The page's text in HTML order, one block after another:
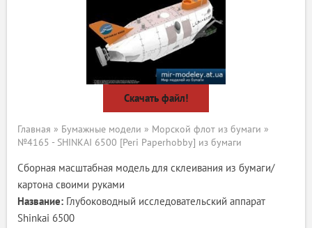
Скачать файл!
Главная » Бумажные модели » Морской флот из бумаги »
№4165 - SHINKAI 6500 [Peri Paperhobby] из бумаги
Сборная масштабная модель для склеивания из бумаги/
картона своими руками
Название: Глубоководный исследовательский аппарат
Shinkai 6500